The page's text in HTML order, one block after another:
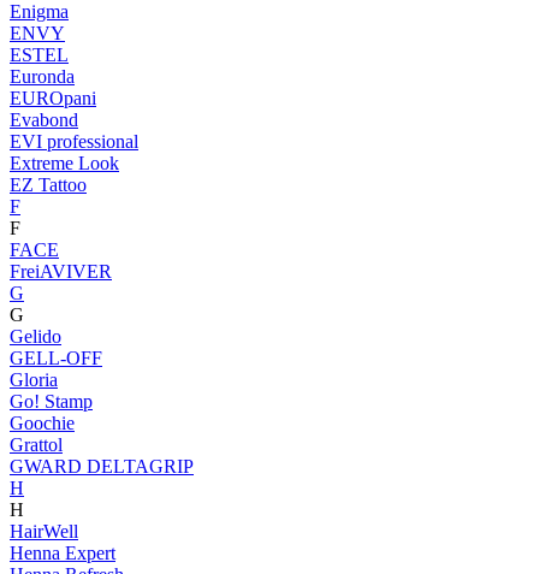
Enigma
ENVY
ESTEL
Euronda
EUROpani
Evabond
EVI professional
Extreme Look
EZ Tattoo
F
F
FACE
FreiAVIVER
G
G
Gelido
GELL-OFF
Gloria
Go! Stamp
Goochie
Grattol
GWARD DELTAGRIP
H
H
HairWell
Henna Expert